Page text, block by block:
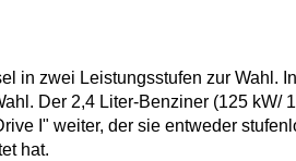
in zwei Leistungsstufen zur Wahl.
Der 2,4 Liter-Benziner (125
I" weiter, der sie entweder
hat.